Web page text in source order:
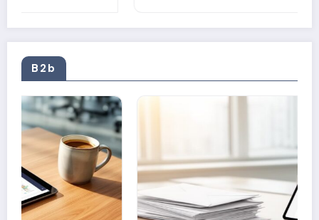
B2b